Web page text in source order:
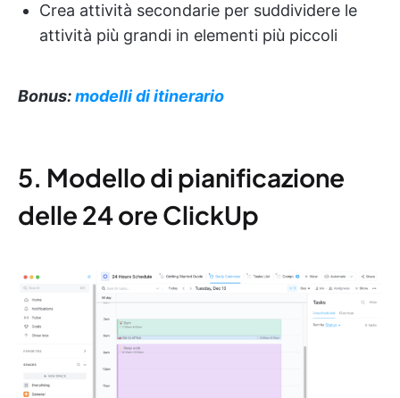
Crea attività secondarie per suddividere le
attività più grandi in elementi più piccoli
Bonus:modelli di itinerario
5. Modello di pianificazione
delle 24 ore ClickUp